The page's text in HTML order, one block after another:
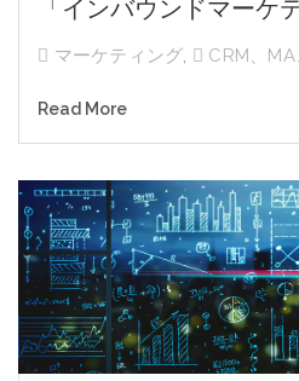
「インバウンドマーケ
マーケティング, CRM、MA
Read More